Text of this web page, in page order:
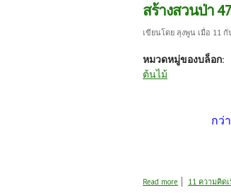
สร้างสวนป่า 47
เขียนโดย ลุงพูน เมื่อ 11 กั
หมวดหมู่ของบล็อก:
ต้นไม้
กว่
Read more about สร้างสวน
11 ความคิด